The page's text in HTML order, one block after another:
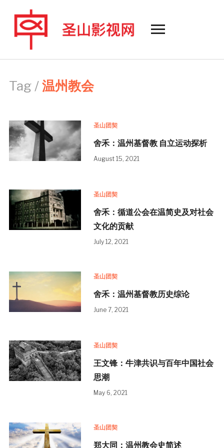
Tag /温州教会
圣山团契
舍禾：温州基督教 自立运动探析
August 15, 2021
圣山团契
舍禾：循道公会在温简史及对社会
文化的贡献
July 12, 2021
圣山团契
舍禾：温州基督教历史综论
June 7, 2021
圣山团契
王文锋：牛津共识与百年中国社会
思潮
May 6, 2021
圣山团契
郑大同：温州教会史简述